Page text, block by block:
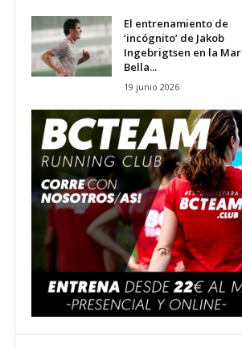
El entrenamiento de
‘incógnito’ de Jakob
Ingebrigtsen en la Mar
Bella...
19 junio 2026